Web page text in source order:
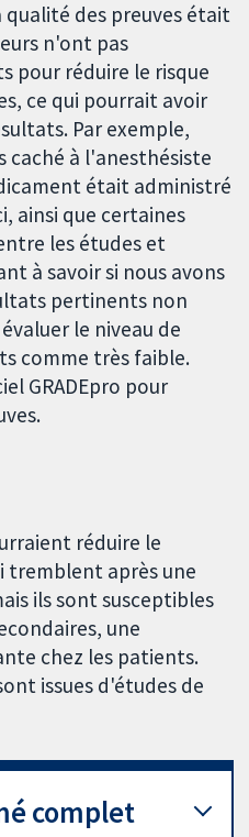
qualité des preuves était
n'ont pas
pour réduire le risque
ce qui pourrait avoir
Par exemple,
caché à l'anesthésiste
était administré
ainsi que certaines
les études et
à savoir si nous avons
pertinents non
le niveau de
comme très faible.
GRADEpro pour
réduire le
tremblent après une
ils sont susceptibles
une
chez les patients.
issues d'études de
complet